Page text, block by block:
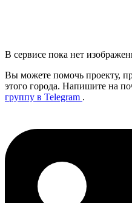
В сервисе пока нет
Вы можете помочь проекту,
этого города. Напишите на
группу в Telegram .